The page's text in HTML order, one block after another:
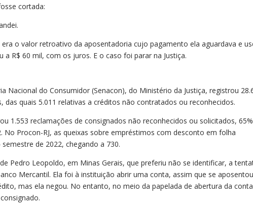
cortada:
o valor retroativo da aposentadoria cujo pagamento ela aguardava e
R$ 60 mil, com os juros. E o caso foi parar na Justiça.
Nacional do Consumidor (Senacon), do Ministério da Justiça, registrou
das quais 5.011 relativas a créditos não contratados ou reconhecidos.
1.553 reclamações de consignados não reconhecidos ou solicitados,
Procon-RJ, as queixas sobre empréstimos com desconto em folha
de 2022, chegando a 730.
Pedro Leopoldo, em Minas Gerais, que preferiu não se identificar, a
Mercantil. Ela foi à instituição abrir uma conta, assim que se
mas ela negou. No entanto, no meio da papelada de abertura da